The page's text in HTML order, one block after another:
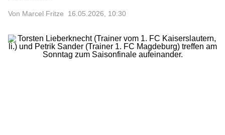
Von Marcel Fritze 16.05.2026, 10:30